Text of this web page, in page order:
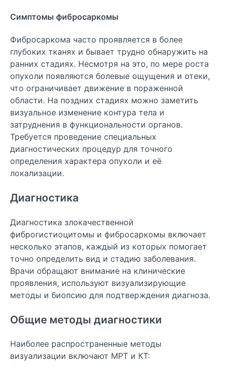
Симптомы фибросаркомы
Фибросаркома часто проявляется в более
глубоких тканях и бывает трудно обнаружить на
ранних стадиях. Несмотря на это, по мере роста
опухоли появляются болевые ощущения и отеки,
что ограничивает движение в пораженной
области. На поздних стадиях можно заметить
визуальное изменение контура тела и
затруднения в функциональности органов.
Требуется проведение специальных
диагностических процедур для точного
определения характера опухоли и её
локализации.
Диагностика
Диагностика злокачественной
фиброгистиоцитомы и фибросаркомы включает
несколько этапов, каждый из которых помогает
точно определить вид и стадию заболевания.
Врачи обращают внимание на клинические
проявления, используют визуализирующие
методы и биопсию для подтверждения диагноза.
Общие методы диагностики
Наиболее распространенные методы
визуализации включают МРТ и КТ: